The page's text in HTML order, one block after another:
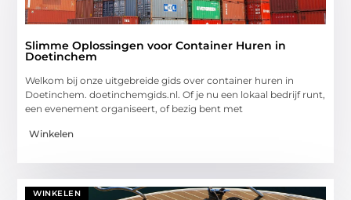
Slimme Oplossingen voor Container Huren in
Doetinchem
Welkom bij onze uitgebreide gids over container huren in
Doetinchem. doetinchemgids.nl. Of je nu een lokaal bedrijf runt,
een evenement organiseert, of bezig bent met
Winkelen
WINKELEN